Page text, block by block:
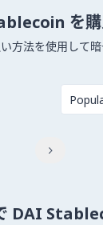
を
方法を使用して

DAI